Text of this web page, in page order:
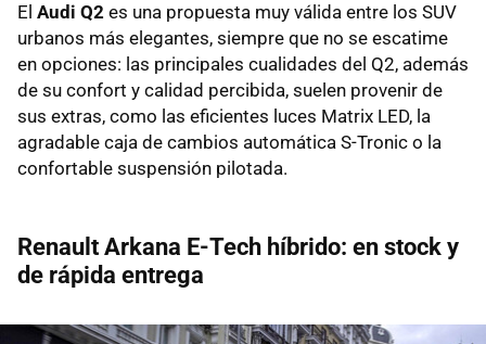
El Audi Q2 es una propuesta muy válida entre los SUV
urbanos más elegantes, siempre que no se escatime
en opciones: las principales cualidades del Q2, además
de su confort y calidad percibida, suelen provenir de
sus extras, como las eficientes luces Matrix LED, la
agradable caja de cambios automática S-Tronic o la
confortable suspensión pilotada.
Renault Arkana E-Tech híbrido: en stock y
de rápida entrega